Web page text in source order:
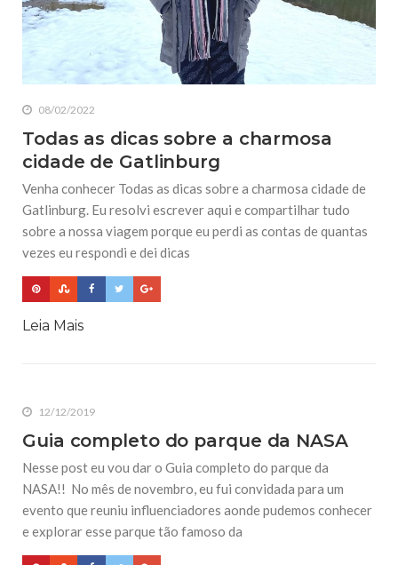
08/02/2022
Todas as dicas sobre a charmosa
cidade de Gatlinburg
Venha conhecer Todas as dicas sobre a charmosa cidade de
Gatlinburg. Eu resolvi escrever aqui e compartilhar tudo
sobre a nossa viagem porque eu perdi as contas de quantas
vezes eu respondi e dei dicas
Leia Mais
12/12/2019
Guia completo do parque da NASA
Nesse post eu vou dar o Guia completo do parque da
NASA!! No mês de novembro, eu fui convidada para um
evento que reuniu influenciadores aonde pudemos conhecer
e explorar esse parque tão famoso da